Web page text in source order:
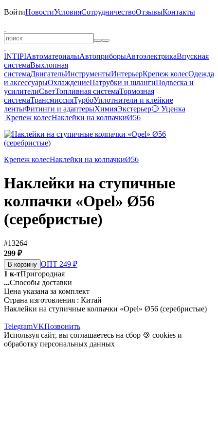
ВойтиНовостиУсловияСотрудничествоОтзывыКонтакты
INTIPIАвтоматериалыАвтоприборыАвтоэлектрикаВпускная
системаВыхлопная
системаДвигательИнструментыИнтерьерКрепеж колесОдежда
и аксессуарыОхлаждениеПатрубки и шлангиПодвеска и
усилителиСветТопливная системаТормозная
системаТрансмиссияТурбоУплотнители и клейкие
лентыФитинги и адаптерыХимияЭкстерьер🔴 Уценка
Крепеж колесНаклейки на колпачкиØ56
Крепеж колесНаклейки на колпачкиØ56
Наклейки на ступичные
колпачки «Opel» Ø56
(серебристые)
#13264
299 ₽
В корзину ОПТ 249 ₽
1 к-тПригородная
...Способы доставки
Цена указана за комплект
Страна изготовления : Китай
Наклейки на ступичные колпачки «Opel» Ø56 (серебристые)
TelegramVKПозвонить
Используя сайт, вы соглашаетесь на сбор 🍪 cookies и
обработку персональных данных